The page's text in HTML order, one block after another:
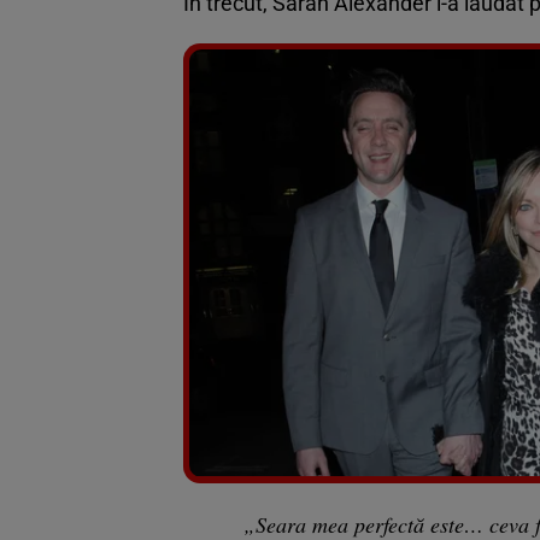
„Seara mea perfectă este…